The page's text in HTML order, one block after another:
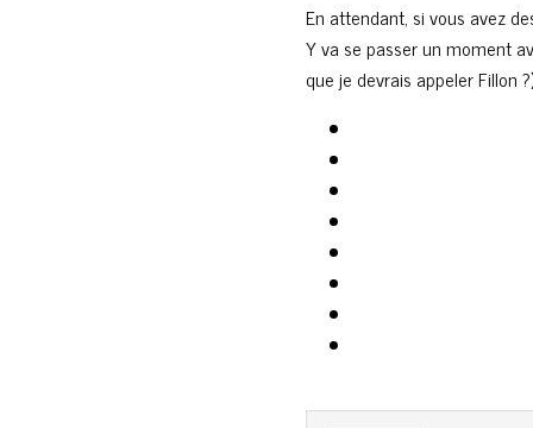
En attendant, si vous avez
Y va se passer un moment
que je devrais appeler Fillon